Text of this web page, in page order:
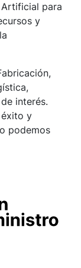
para
y
interés.
y
podemos